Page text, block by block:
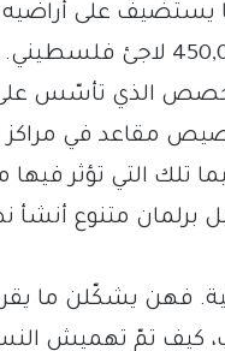
يستضيف على
الذي تأسّس على
مقاعد في مراكز
تلك التي تؤثر فيها
برلمان متنوع
فهن يشكّلن ما
كيف تمّ تهميش